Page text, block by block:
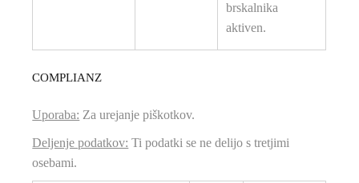
brskalnika
aktiven.
COMPLIANZ
Uporaba: Za urejanje piškotkov.
Deljenje podatkov: Ti podatki se ne delijo s tretjimi
osebami.